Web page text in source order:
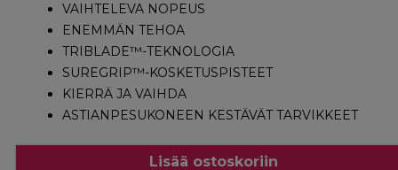
VAIHTELEVA NOPEUS
ENEMMÄN TEHOA
TRIBLADE™-TEKNOLOGIA
SUREGRIP™-KOSKETUSPISTEET
KIERRÄ JA VAIHDA
ASTIANPESUKONEEN KESTÄVÄT TARVIKKEET
Lisää ostoskoriin